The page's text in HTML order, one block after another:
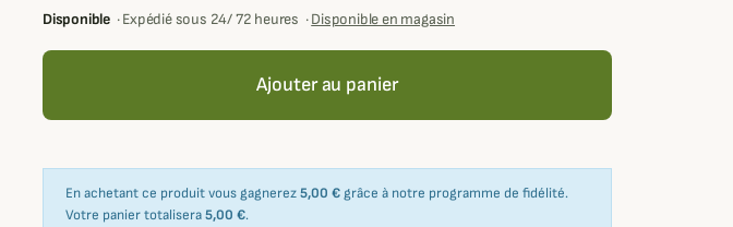
Disponible ·Expédié sous 24/ 72 heures ·Disponible en magasin
Ajouter au panier
En achetant ce produit vous gagnerez5,00 € grâce à notre programme de fidélité.
Votre panier totalisera5,00 €.